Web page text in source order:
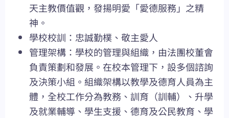
天主教價值觀，發揚明愛「愛德服務」之精
神。
學校校訓：忠誠勤樸、敬主愛人
管理架構：學校的管理與組織，由法團校董會
負責策劃和發展。在校本管理下，設多個諮詢
及決策小組。組織架構以教學及德育人員為主
體，全校工作分為教務、訓育（訓輔）、升學
及就業輔導、學生支援、德育及公民教育、學